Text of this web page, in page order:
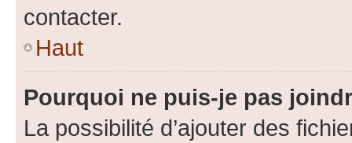
contacter.
Haut
Pourquoi ne puis-je pas
La possibilité d’ajouter des